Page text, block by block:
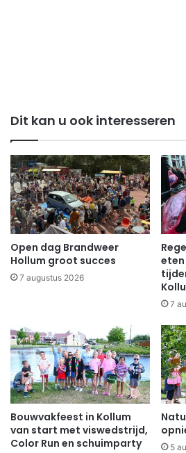
Dit kan u ook interesseren
Open dag Brandweer
Hollum groot succes
7 augustus 2026
eten
7
Bouwvakfeest in Kollum
van start met viswedstrijd,
Color Run en schuimparty
5